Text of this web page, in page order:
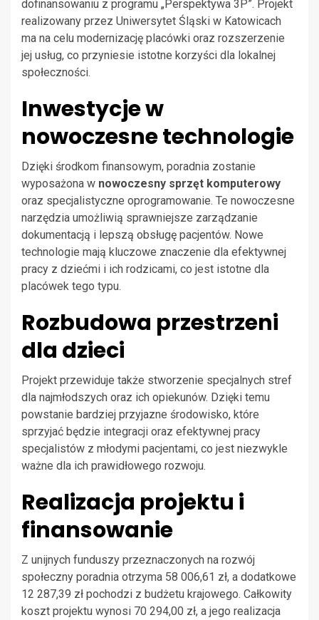
dofinansowaniu z programu „Perspektywa 3P”. Projekt
realizowany przez Uniwersytet Śląski w Katowicach
ma na celu modernizację placówki oraz rozszerzenie
jej usług, co przyniesie istotne korzyści dla lokalnej
społeczności.
Inwestycje w
nowoczesne technologie
Dzięki środkom finansowym, poradnia zostanie
wyposażona w nowoczesny sprzęt komputerowy
oraz specjalistyczne oprogramowanie. Te nowoczesne
narzędzia umożliwią sprawniejsze zarządzanie
dokumentacją i lepszą obsługę pacjentów. Nowe
technologie mają kluczowe znaczenie dla efektywnej
pracy z dziećmi i ich rodzicami, co jest istotne dla
placówek tego typu.
Rozbudowa przestrzeni
dla dzieci
Projekt przewiduje także stworzenie specjalnych stref
dla najmłodszych oraz ich opiekunów. Dzięki temu
powstanie bardziej przyjazne środowisko, które
sprzyjać będzie integracji oraz efektywnej pracy
specjalistów z młodymi pacjentami, co jest niezwykle
ważne dla ich prawidłowego rozwoju.
Realizacja projektu i
finansowanie
Z unijnych funduszy przeznaczonych na rozwój
społeczny poradnia otrzyma 58 006,61 zł, a dodatkowe
12 287,39 zł pochodzi z budżetu krajowego. Całkowity
koszt projektu wynosi 70 294,00 zł, a jego realizacja